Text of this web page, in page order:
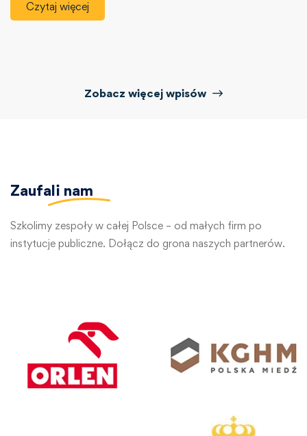
Czytaj więcej
Zobacz więcej wpisów
Zaufali nam
Szkolimy zespoły w całej Polsce – od małych firm po
instytucje publiczne. Dołącz do grona naszych partnerów.